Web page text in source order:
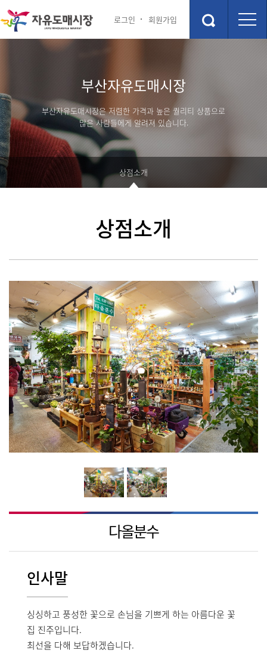
로그인 회원가입
층별안내
주차장
편의시설
상점소개
관광 및 교통정보 행사 및 이벤트
포토갤러리
커뮤니티
시장소식
부산자유시장 소개
시장소개
연혁
BI 및 캐릭터소개
찾아오시는길
부산자유도매시장
부산자유도매시장은 저렴한 가격과 높은 퀄리티 상품으로
많은 사람들에게 알려져 있습니다.
상점소개
상점소개
다올분수
인사말
싱싱하고 풍성한 꽃으로 손님을 기쁘게 하는 아름다운 꽃
집 진주입니다.
최선을 다해 보답하겠습니다.